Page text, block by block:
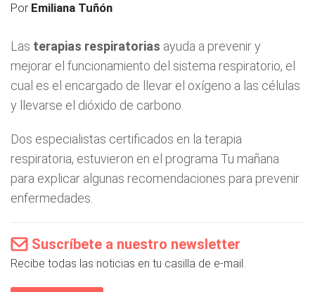
Por Emiliana Tuñón
Las terapias respiratorias ayuda a prevenir y
mejorar el funcionamiento del sistema respiratorio, el
cual es el encargado de llevar el oxígeno a las células
y llevarse el dióxido de carbono.
Dos especialistas certificados en la terapia
respiratoria, estuvieron en el programa Tu mañana
para explicar algunas recomendaciones para prevenir
enfermedades.
Suscríbete a nuestro newsletter
Recibe todas las noticias en tu casilla de e-mail.